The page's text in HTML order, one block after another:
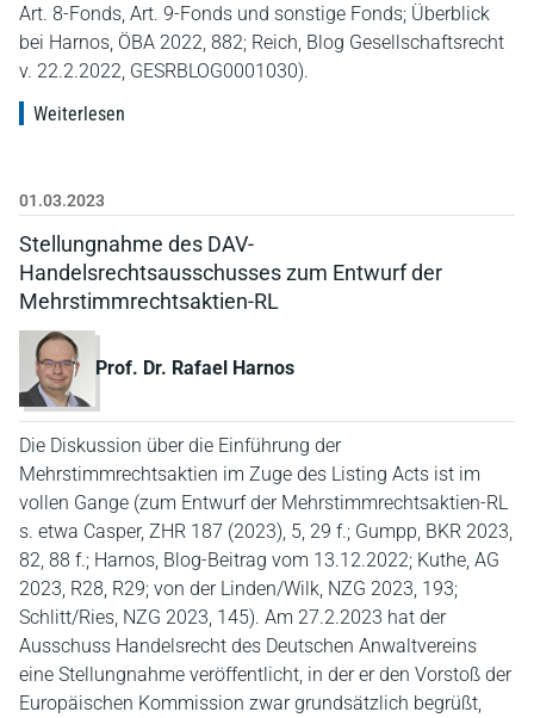
Art. 8-Fonds, Art. 9-Fonds und sonstige Fonds; Überblick
bei Harnos, ÖBA 2022, 882; Reich, Blog Gesellschaftsrecht
v. 22.2.2022, GESRBLOG0001030).
Weiterlesen
01.03.2023
Stellungnahme des DAV-
Handelsrechtsausschusses zum Entwurf der
Mehrstimmrechtsaktien-RL
Prof. Dr. Rafael Harnos
Die Diskussion über die Einführung der
Mehrstimmrechtsaktien im Zuge des Listing Acts ist im
vollen Gange (zum Entwurf der Mehrstimmrechtsaktien-RL
s. etwa Casper, ZHR 187 (2023), 5, 29 f.; Gumpp, BKR 2023,
82, 88 f.; Harnos, Blog-Beitrag vom 13.12.2022; Kuthe, AG
2023, R28, R29; von der Linden/Wilk, NZG 2023, 193;
Schlitt/Ries, NZG 2023, 145). Am 27.2.2023 hat der
Ausschuss Handelsrecht des Deutschen Anwaltvereins
eine Stellungnahme veröffentlicht, in der er den Vorstoß der
Europäischen Kommission zwar grundsätzlich begrüßt,